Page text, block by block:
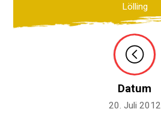
Lölling
Datum
20. Juli 2012